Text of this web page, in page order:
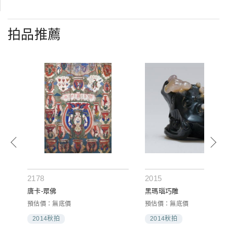
拍品推薦
2178
唐卡-眾佛
預估價：無底價
2014秋拍
2015
黑瑪瑙巧雕
預估價：無底價
2014秋拍